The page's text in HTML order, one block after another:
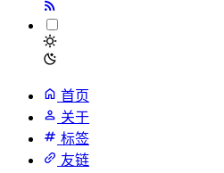
首页
关于
标签
友链